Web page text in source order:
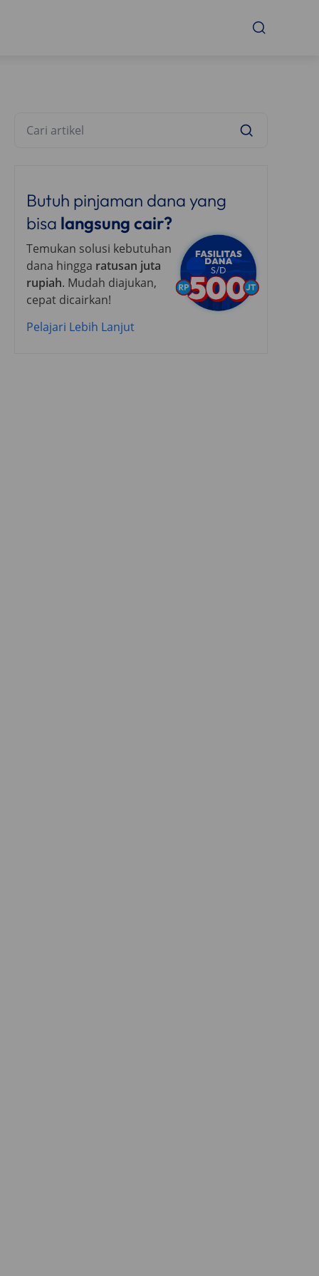
Butuh pinjaman dana yang
bisa langsung cair?
Temukan solusi kebutuhan
dana hingga ratusan juta
rupiah. Mudah diajukan,
cepat dicairkan!
Pelajari Lebih Lanjut